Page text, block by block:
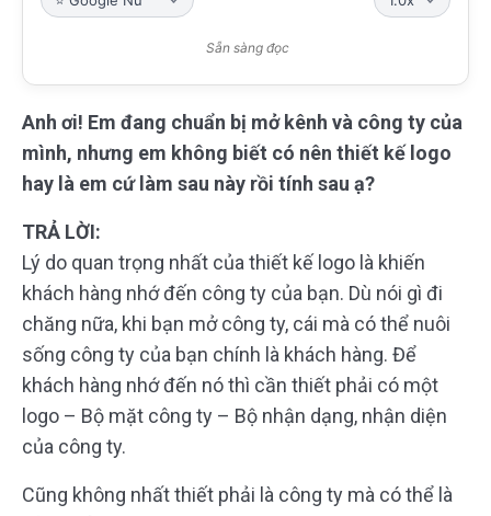
Sẵn sàng đọc
Anh ơi! Em đang chuẩn bị mở kênh và công ty của
mình, nhưng em không biết có nên thiết kế logo
hay là em cứ làm sau này rồi tính sau ạ?
TRẢ LỜI:
Lý do quan trọng nhất của thiết kế logo là khiến
khách hàng nhớ đến công ty của bạn. Dù nói gì đi
chăng nữa, khi bạn mở công ty, cái mà có thể nuôi
sống công ty của bạn chính là khách hàng. Để
khách hàng nhớ đến nó thì cần thiết phải có một
logo – Bộ mặt công ty – Bộ nhận dạng, nhận diện
của công ty.
Cũng không nhất thiết phải là công ty mà có thể là